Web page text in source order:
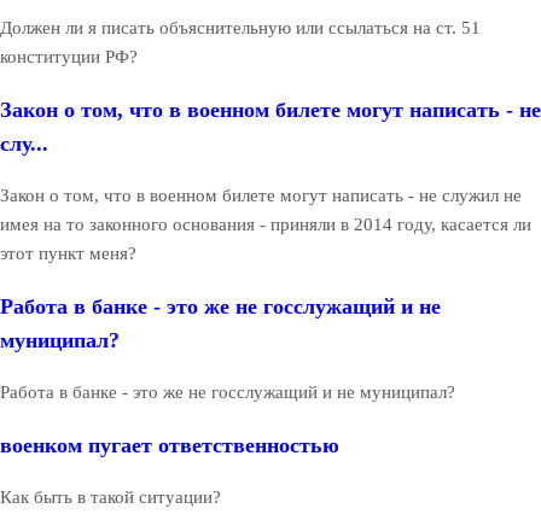
Должен ли я писать объяснительную или ссылаться на ст. 51
конституции РФ?
Закон о том, что в военном билете могут написать - не
слу...
Закон о том, что в военном билете могут написать - не служил не
имея на то законного основания - приняли в 2014 году, касается ли
этот пункт меня?
Работа в банке - это же не госслужащий и не
муниципал?
Работа в банке - это же не госслужащий и не муниципал?
военком пугает ответственностью
Как быть в такой ситуации?